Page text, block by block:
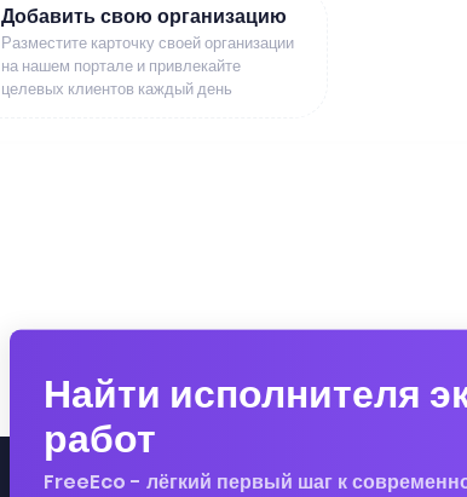
Добавить свою организацию
Разместите карточку своей организации
на нашем портале и привлекайте
целевых клиентов каждый день
Найти исполнителя
работ
FreeEco - лёгкий первый шаг к